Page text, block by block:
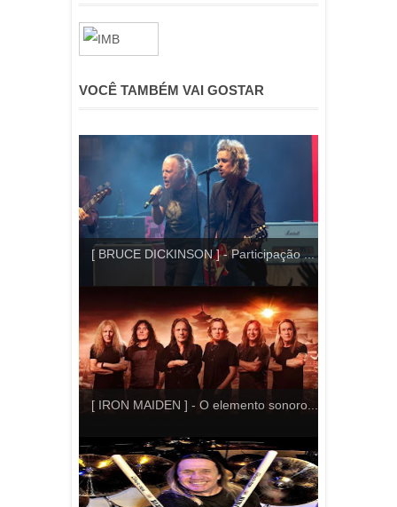
VOCÊ TAMBÉM VAI GOSTAR
[ BRUCE DICKINSON ] - Participação ...
[ IRON MAIDEN ] - O elemento sonoro...